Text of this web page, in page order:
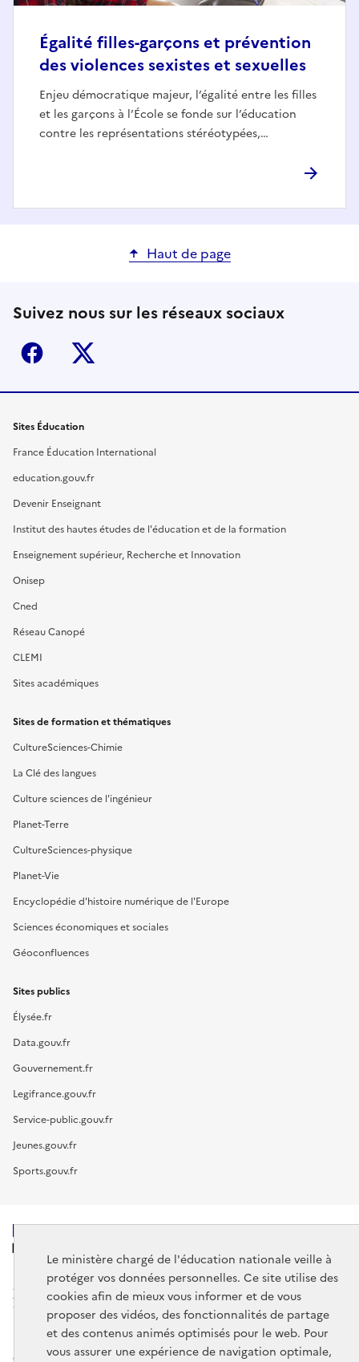
Le ministère chargé de l'éducation nationale veille à
protéger vos données personnelles. Ce site utilise des
cookies afin de mieux vous informer et de vous
proposer des vidéos, des fonctionnalités de partage
et des contenus animés optimisés pour le web. Pour
vous assurer une expérience de navigation optimale,
Égalité filles-garçons et prévention
des violences sexistes et sexuelles
Enjeu démocratique majeur, l’égalité entre les filles
et les garçons à l’École se fonde sur l’éducation
contre les représentations stéréotypées,…
Haut de page
Suivez nous sur les réseaux sociaux
Facebook
Sites Éducation
France Éducation International
education.gouv.fr
Devenir Enseignant
Institut des hautes études de l'éducation et de la formation
Enseignement supérieur, Recherche et Innovation
Onisep
Cned
Réseau Canopé
CLEMI
Sites académiques
Sites de formation et thématiques
CultureSciences-Chimie
La Clé des langues
Culture sciences de l'ingénieur
Planet-Terre
CultureSciences-physique
Planet-Vie
Encyclopédie d'histoire numérique de l'Europe
Sciences économiques et sociales
Géoconfluences
Sites publics
Élysée.fr
Data.gouv.fr
Gouvernement.fr
Legifrance.gouv.fr
Service-public.gouv.fr
Jeunes.gouv.fr
Sports.gouv.fr
MINISTÈRE
DE L'ÉDUCATION
NATIONALE
data.gouv.fr legifrance.gouv.fr